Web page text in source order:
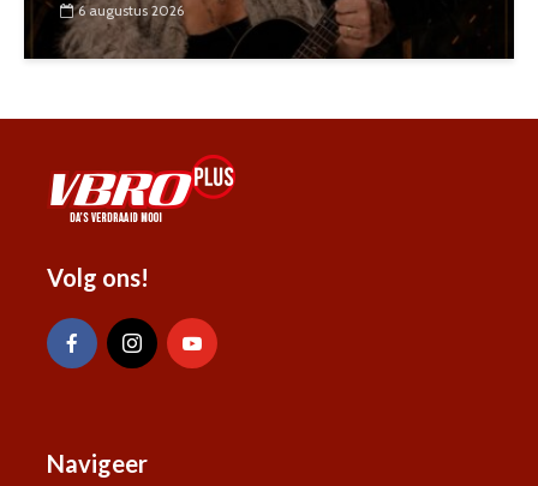
6 augustus 2026
Volg ons!
Navigeer